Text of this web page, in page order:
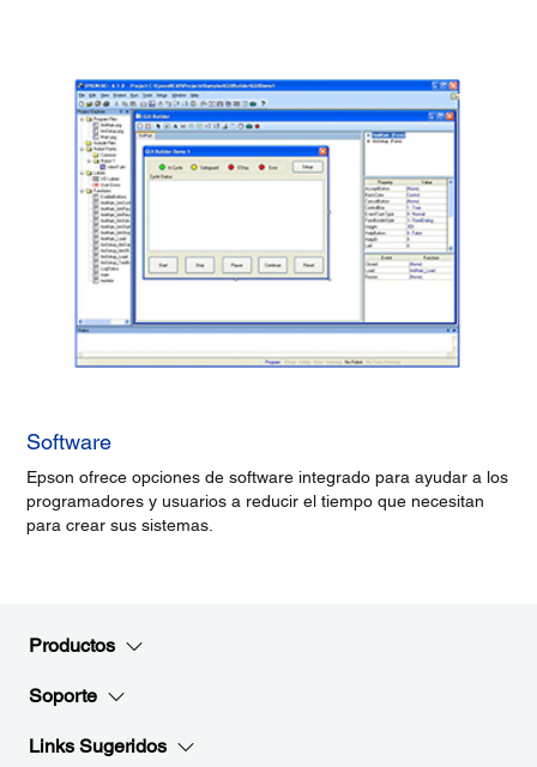
Software
Epson ofrece opciones de software integrado para ayudar a los
programadores y usuarios a reducir el tiempo que necesitan
para crear sus sistemas.
Productos
Soporte
Links Sugeridos